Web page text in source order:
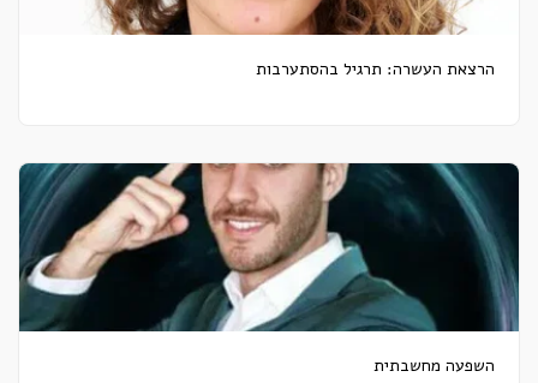
הרצאת העשרה: תרגיל בהסתערבות
השפעה מחשבתית